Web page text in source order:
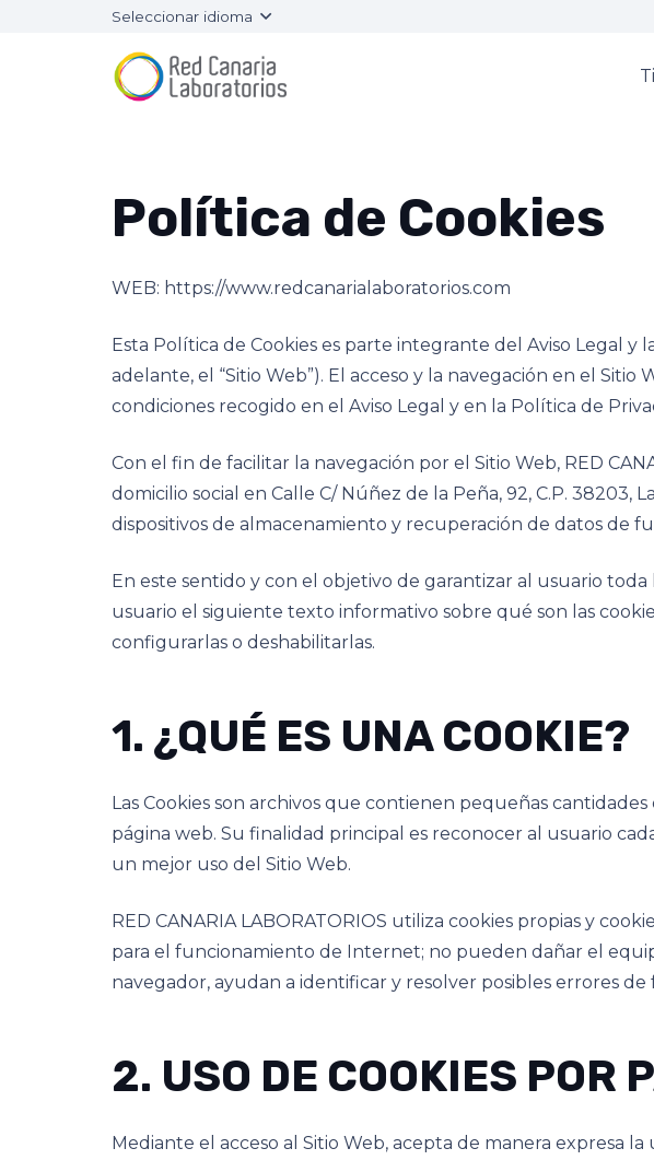
Seleccionar idioma
Política de Cookies
WEB: https://www.redcanarialaboratorios.com
Esta Política de Cookies es parte integrante del Aviso Legal
adelante, el “Sitio Web”). El acceso y la navegación en el
condiciones recogido en el Aviso Legal y en la Política de
Con el fin de facilitar la navegación por el Sitio Web, RED
domicilio social en Calle C/ Núñez de la Peña, 92, C.P.
dispositivos de almacenamiento y recuperación de datos de
En este sentido y con el objetivo de garantizar al usuario
usuario el siguiente texto informativo sobre qué son las
configurarlas o deshabilitarlas.
1. ¿QUÉ ES UNA COOKIE?
Las Cookies son archivos que contienen pequeñas
página web. Su finalidad principal es reconocer al usuario
un mejor uso del Sitio Web.
RED CANARIA LABORATORIOS utiliza cookies propias y
para el funcionamiento de Internet; no pueden dañar el
navegador, ayudan a identificar y resolver posibles errores
2. USO DE COOKIES POR
Mediante el acceso al Sitio Web, acepta de manera expresa la